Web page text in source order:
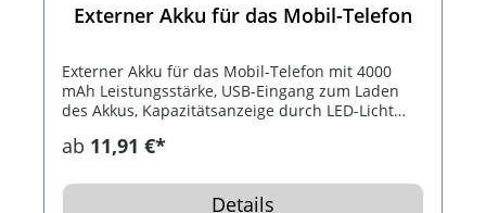
Externer Akku für das Mobil-Telefon
Externer Akku für das Mobil-Telefon mit 4000
mAh Leistungsstärke, USB-Eingang zum Laden
des Akkus, Kapazitätsanzeige durch LED-Licht
Ihr Handy kabellos über Induktion aufladen.
ab 11,91 €*
Details